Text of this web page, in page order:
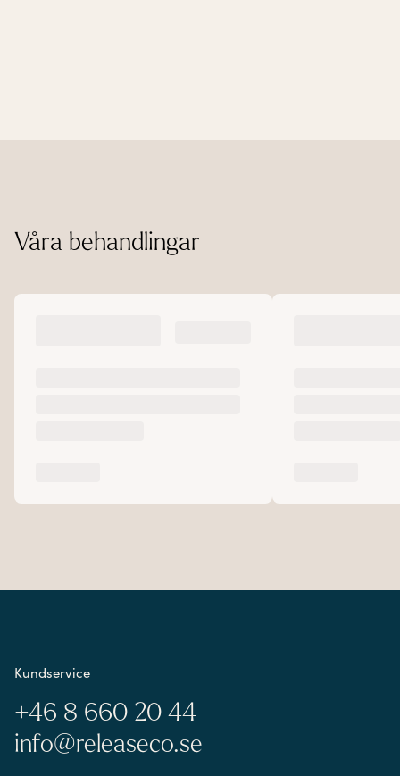
Våra behandlingar
Kundservice
+46 8 660 20 44
info@releaseco.se